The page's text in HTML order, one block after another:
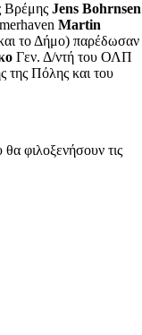
ΒρέμηςJens Bohrnsen
Martin
το Δήμο) παρέδωσαν
Γεν. Δ/ντή του ΟΛΠ
της Πόλης και του
φιλοξενήσουν τις